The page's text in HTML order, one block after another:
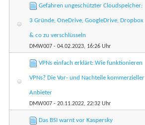
Gefahren ungeschützter Cloudspeicher:
3 Gründe, OneDrive, GoogleDrive, Dropbox
& co zu verschlüsseln
DMW007 - 04.02.2023, 16:26 Uhr
VPNs einfach erklärt: Wie funktionieren
VPNs? Die Vor- und Nachteile kommerzieller
Anbieter
DMW007 - 20.11.2022, 22:32 Uhr
Das BSI warnt vor Kaspersky